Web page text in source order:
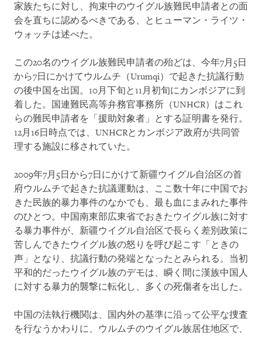
家族たちに対し、拘束中のウイグル族難民申請者との面
会を直ちに認めるべきである、とヒューマン・ライツ・
ウォッチは述べた。
この20名のウイグル族難民申請者の殆どは、今年7月5日
から7日にかけてウルムチ（Urumqi）で起きた抗議行動
の後中国を出国。10月下旬と11月初旬にカンボジアに到
着した。国連難民高等弁務官事務所（UNHCR）はこれ
らの難民申請者を「援助対象者」とする証明書を発行。
12月16日時点では、UNHCRとカンボジア政府が共同管
理する施設に移されていた。
2009年7月5日から7日にかけて新疆ウイグル自治区の首
府ウルムチで起きた抗議運動は、ここ数十年に中国でお
きた民族的暴力事件のなかでも、最も血にまみれた事件
のひとつ。中国南東部広東省でおきたウイグル族に対す
る暴力事件が、新疆ウイグル自治区で長らく差別政策に
苦しんできたウイグル族の怒りを呼び起こす「ときの
声」となり、抗議行動の発端となったとみられる。当初
平和的だったウイグル族のデモは、瞬く間に漢族中国人
に対する暴力的襲撃に転化し、多くの死傷者を出した。
中国の法執行機関は、国内外の基準に沿って公平な捜査
を行なうかわりに、ウルムチのウイグル族居住地区で、